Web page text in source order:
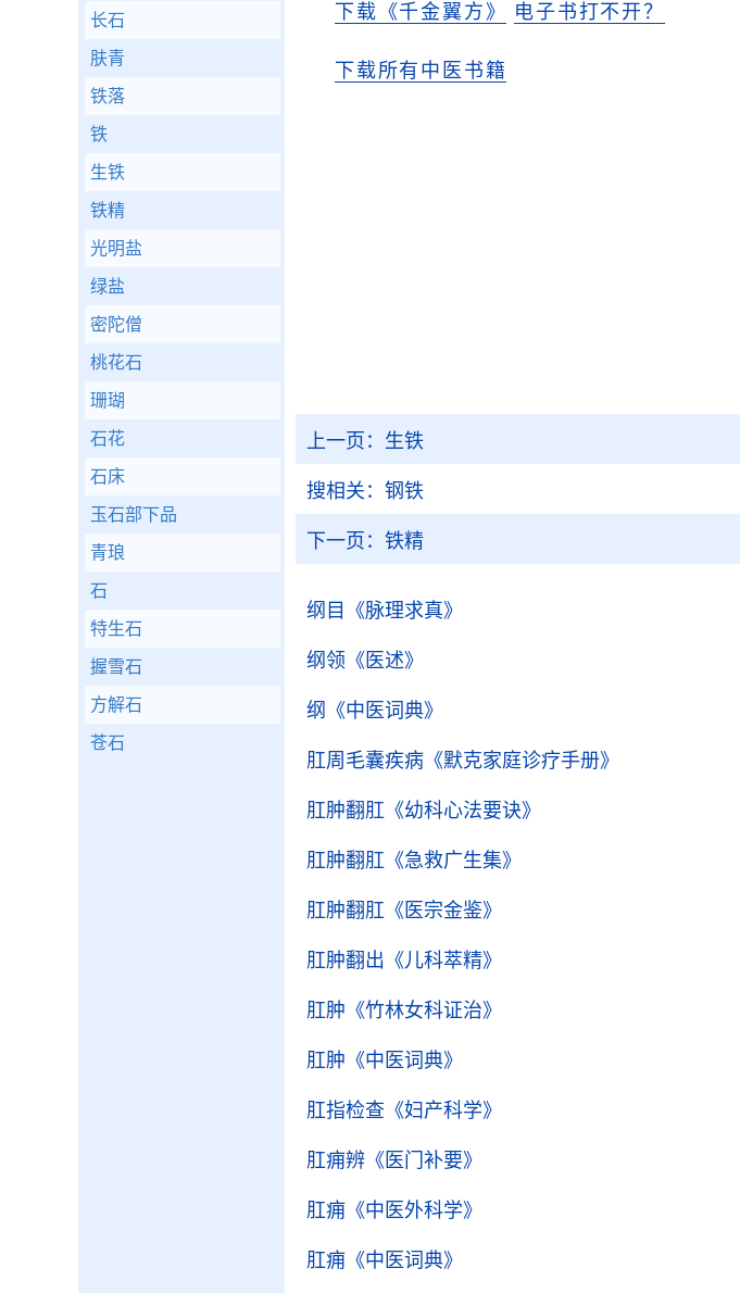
下载《千金翼方》 电子书打不开？
下载所有中医书籍
上一页： 生铁
搜相关： 钢铁
下一页： 铁精
纲目 《脉理求真》
纲领 《医述》
纲 《中医词典》
肛周毛囊疾病 《默克家庭诊疗手册》
肛肿翻肛 《幼科心法要诀》
肛肿翻肛 《急救广生集》
肛肿翻肛 《医宗金鉴》
肛肿翻出 《儿科萃精》
肛肿 《竹林女科证治》
肛肿 《中医词典》
肛指检查 《妇产科学》
肛痈辨 《医门补要》
肛痈 《中医外科学》
肛痈 《中医词典》
长石
肤青
铁落
铁
生铁
铁精
光明盐
绿盐
密陀僧
桃花石
珊瑚
石花
石床
玉石部下品
青琅
石
特生石
握雪石
方解石
苍石